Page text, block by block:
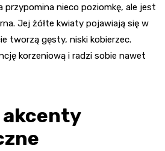
przypomina nieco poziomkę, ale jest
Jej żółte kwiaty pojawiają się w
tworzą gęsty, niski kobierzec.
korzeniową i radzi sobie nawet
akcenty